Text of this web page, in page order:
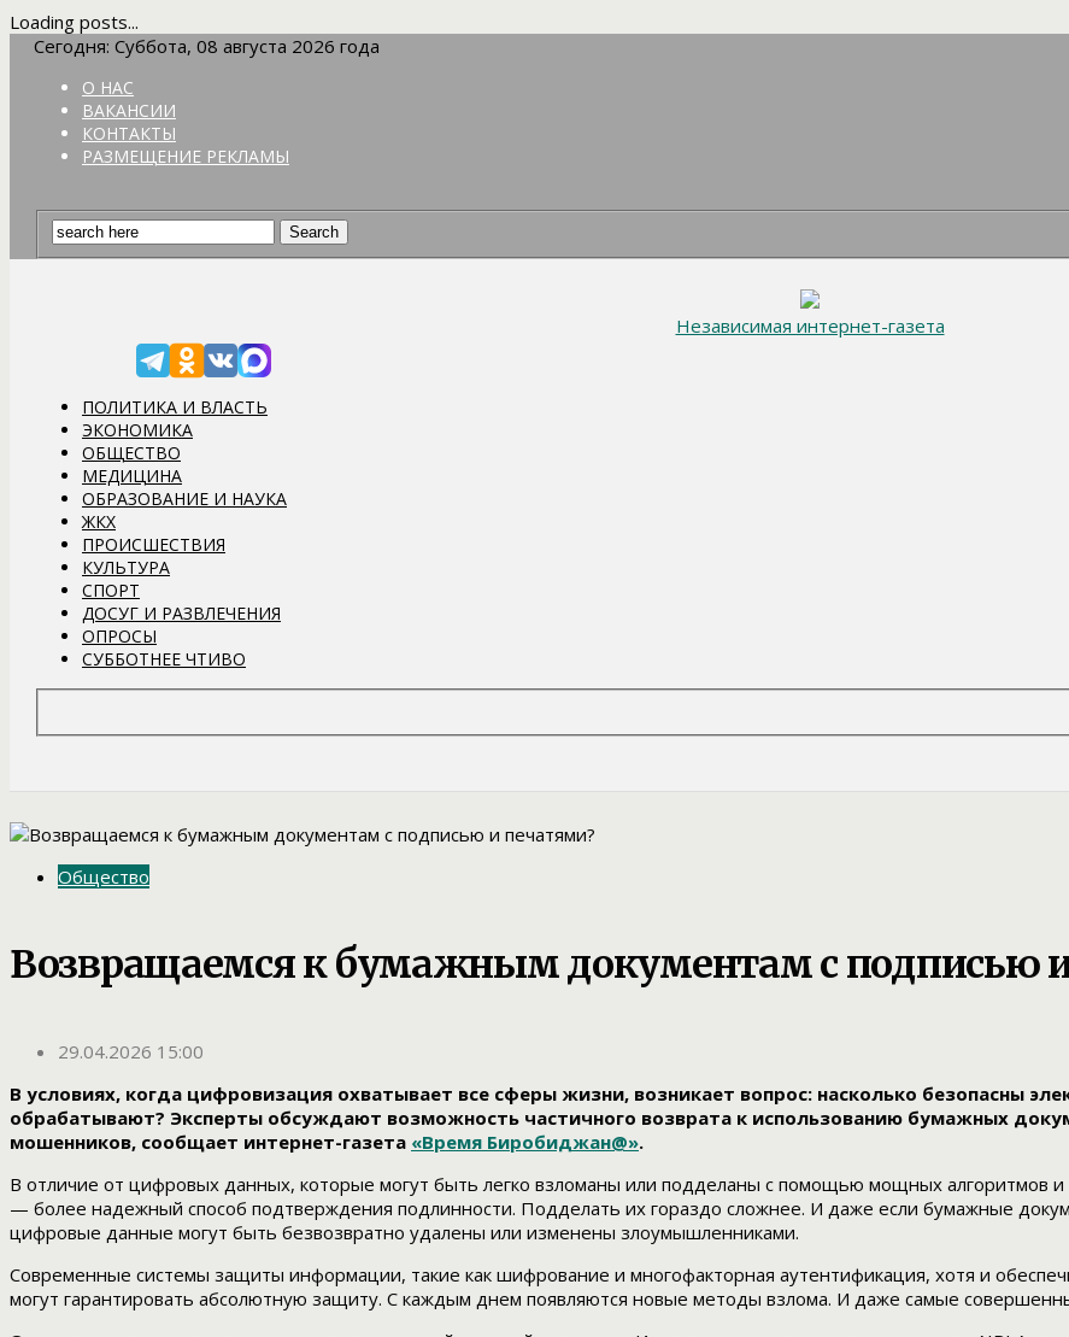
Loading posts...
Сегодня: Суббота, 08 августа 2026 года
О НАС
ВАКАНСИИ
КОНТАКТЫ
РАЗМЕЩЕНИЕ РЕКЛАМЫ
Независимая интернет-газета
ПОЛИТИКА И ВЛАСТЬ
ЭКОНОМИКА
ОБЩЕСТВО
МЕДИЦИНА
ОБРАЗОВАНИЕ И НАУКА
ЖКХ
ПРОИСШЕСТВИЯ
КУЛЬТУРА
СПОРТ
ДОСУГ И РАЗВЛЕЧЕНИЯ
ОПРОСЫ
СУББОТНЕЕ ЧТИВО
Общество
Возвращаемся к бумажным документам с подписью
29.04.2026 15:00
В условиях, когда цифровизация охватывает все сферы жизни, возникает вопрос: насколько безопасны
обрабатывают? Эксперты обсуждают возможность частичного возврата к использованию бумажных
мошенников, сообщает интернет-газета «Время Биробиджан@».
В отличие от цифровых данных, которые могут быть легко взломаны или подделаны с помощью мощных алгоритмов
— более надежный способ подтверждения подлинности. Подделать их гораздо сложнее. И даже если бумажные
цифровые данные могут быть безвозвратно удалены или изменены злоумышленниками.
Современные системы защиты информации, такие как шифрование и многофакторная аутентификация, хотя и
могут гарантировать абсолютную защиту. С каждым днем появляются новые методы взлома. И даже самые